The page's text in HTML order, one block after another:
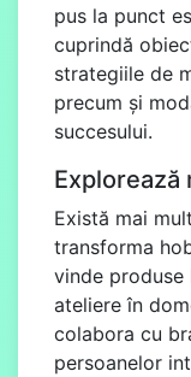
pus la punct
cuprindă
strategiile de
precum și
succesului.
Există mai
transforma
vinde produse
ateliere în
colabora cu
persoanelor